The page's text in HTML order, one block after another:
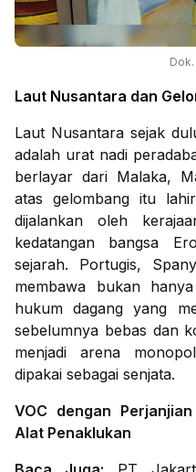
Laut Nusantara dan
Laut Nusantara sejak
adalah urat nadi
berlayar dari Malaka,
atas gelombang itu
dijalankan oleh
kedatangan bangsa
sejarah. Portugis,
membawa bukan
hukum dagang yang
sebelumnya bebas dan
menjadi arena
dipakai sebagai senjata.
VOC dengan
Alat Penaklukan